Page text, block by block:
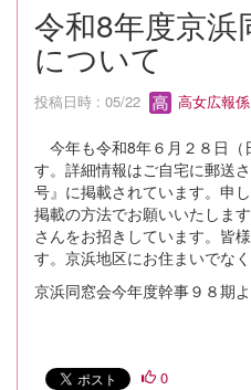
令和8年度京浜
について
投稿日時 : 05/22 高女広報係
今年も令和8年６月２８日（
す。詳細情報はご自宅に郵送
号』に掲載されています。申
掲載の方法でお願いいたしま
さんをお招きしています。皆
す。京浜地区にお住まいでな
京浜同窓会今年度幹事９８期
0